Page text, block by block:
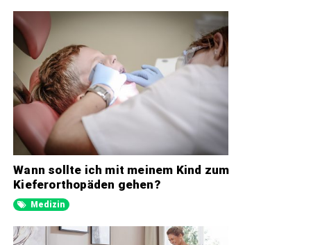
Wann sollte ich mit meinem Kind zum
Kieferorthopäden gehen?
Medizin